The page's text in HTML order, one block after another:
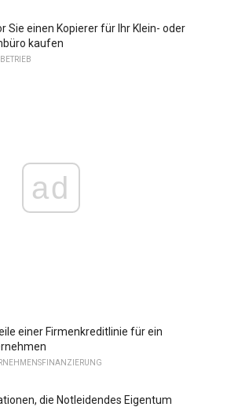
Sie einen Kopierer für Ihr Klein- oder
kaufen
ad
einer Firmenkreditlinie für ein
die Notleidendes Eigentum